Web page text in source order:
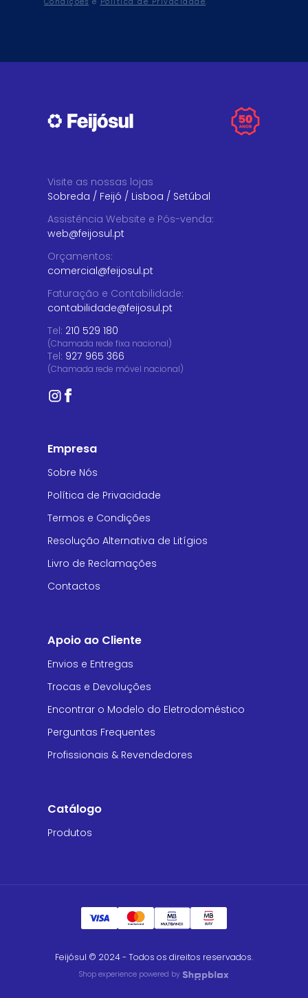
Visite as nossas lojas
Sobreda / Feijó / Lisboa / Setúbal
Assistência Website e Pós-venda:
web@feijosul.pt
Orçamentos:
comercial@feijosul.pt
Faturação e Contabilidade:
contabilidade@feijosul.pt
Tel: 210 529 180
(Chamada rede fixa nacional)
Tel: 927 965 366
(Chamada rede móvel nacional)
Empresa
Sobre Nós
Política de Privacidade
Termos e Condições
Resolução Alternativa de Litígios
Livro de Reclamações
Contactos
Apoio ao Cliente
Envios e Entregas
Trocas e Devoluções
Encontrar o Modelo do Eletrodoméstico
Perguntas Frequentes
Profissionais & Revendedores
Catálogo
Produtos
Feijósul © 2024 - Todos os direitos reservados.
Shop experience powered by